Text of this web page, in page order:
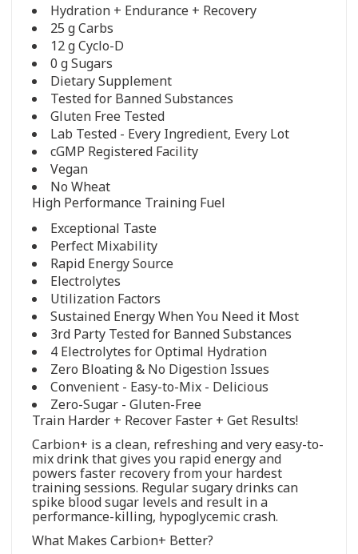
Hydration + Endurance + Recovery
25 g Carbs
12 g Cyclo-D
0 g Sugars
Dietary Supplement
Tested for Banned Substances
Gluten Free Tested
Lab Tested - Every Ingredient, Every Lot
cGMP Registered Facility
Vegan
No Wheat
High Performance Training Fuel
Exceptional Taste
Perfect Mixability
Rapid Energy Source
Electrolytes
Utilization Factors
Sustained Energy When You Need it Most
3rd Party Tested for Banned Substances
4 Electrolytes for Optimal Hydration
Zero Bloating & No Digestion Issues
Convenient - Easy-to-Mix - Delicious
Zero-Sugar - Gluten-Free
Train Harder + Recover Faster + Get Results!
Carbion+ is a clean, refreshing and very easy-to-
mix drink that gives you rapid energy and
powers faster recovery from your hardest
training sessions. Regular sugary drinks can
spike blood sugar levels and result in a
performance-killing, hypoglycemic crash.
What Makes Carbion+ Better?